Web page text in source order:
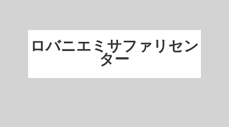
ロバニエミサファリセン
ター